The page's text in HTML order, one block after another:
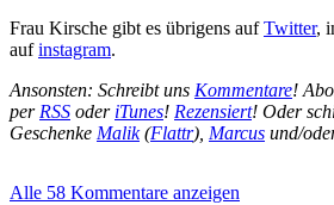
Frau Kirsche gibt es übrigens aufTwitter,
aufinstagram.
Ansonsten: Schreibt uns Kommentare!
perRSS oder iTunes! Rezensiert! Oder
Geschenke Malik(Flattr), Marcus und/
Alle 58 Kommentare anzeigen